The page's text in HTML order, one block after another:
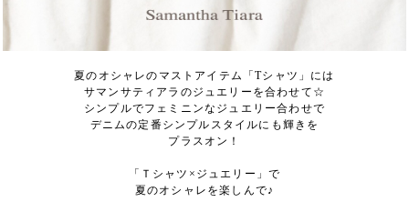
夏のオシャレのマストアイテム「Tシャツ」には
サマンサティアラのジュエリーを合わせて☆
シンプルでフェミニンなジュエリー合わせで
デニムの定番シンプルスタイルにも輝きを
プラスオン！
「Ｔシャツ×ジュエリー」で
夏のオシャレを楽しんで♪